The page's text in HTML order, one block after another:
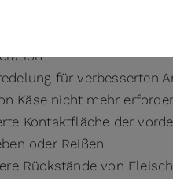
2, DIAGONAL
Profil
für verbesserten
Käse nicht mehr
Kontaktfläche der
oder Reißen
Rückstände von